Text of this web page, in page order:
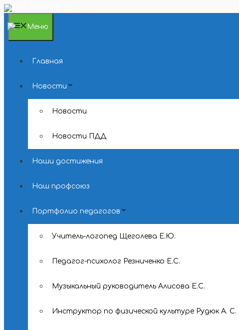
Перейти
содержимому
Меню
Главная
Новости
Новости
Новости ПДД
Наши достижения
Наш профсоюз
Портфолио педагогов
Учитель-логопед Щеголева Е.Ю.
Педагог-психолог Резниченко Е.С.
Музыкальный руководитель Алисова Е.С.
Инструктор по физической культуре Рудюк А. С.